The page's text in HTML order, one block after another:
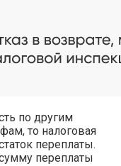
по другим
то налоговая
переплаты.
переплаты